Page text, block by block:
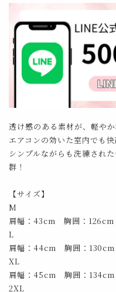
透け感のある素材が、軽やか
エアコンの効いた室内でも快
シンプルながらも洗練され
群！
【サイズ】
M
肩幅：43cm 胸囲：
L
肩幅：44cm 胸囲：
XL
肩幅：45cm 胸囲：
2XL